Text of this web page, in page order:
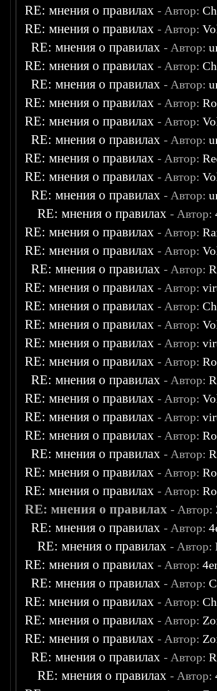
RE: мнения о правилах - Автор:
RE: мнения о правилах - Автор:
RE: мнения о правилах - Автор:
RE: мнения о правилах - Автор:
RE: мнения о правилах - Автор:
RE: мнения о правилах - Автор:
RE: мнения о правилах - Автор:
RE: мнения о правилах - Автор:
RE: мнения о правилах - Автор:
RE: мнения о правилах - Автор:
RE: мнения о правилах - Автор:
RE: мнения о правилах - Автор:
RE: мнения о правилах - Автор:
RE: мнения о правилах - Автор:
RE: мнения о правилах - Автор:
RE: мнения о правилах - Автор:
RE: мнения о правилах - Автор:
RE: мнения о правилах - Автор:
RE: мнения о правилах - Автор:
RE: мнения о правилах - Автор:
RE: мнения о правилах - Автор:
RE: мнения о правилах - Автор:
RE: мнения о правилах - Автор:
RE: мнения о правилах - Автор:
RE: мнения о правилах - Автор:
RE: мнения о правилах - Автор:
RE: мнения о правилах - Автор:
RE: мнения о правилах - Автор:
RE: мнения о правилах - Автор:
RE: мнения о правилах - Автор:
RE: мнения о правилах - Автор:
RE: мнения о правилах - Автор:
RE: мнения о правилах - Автор:
RE: мнения о правилах - Автор:
RE: мнения о правилах - Автор:
RE: мнения о правилах - Автор:
RE: мнения о правилах - Автор: